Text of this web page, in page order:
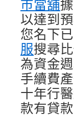
市當舖
以達到
您名下
服搜尋
為資金
手續費
十年行
款有貸